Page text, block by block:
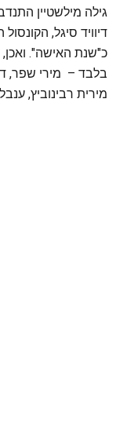
דיוויד סיגל,
כ"שנת האישה".
בלבד – מירי שפר,
מירית רבינוביץ,